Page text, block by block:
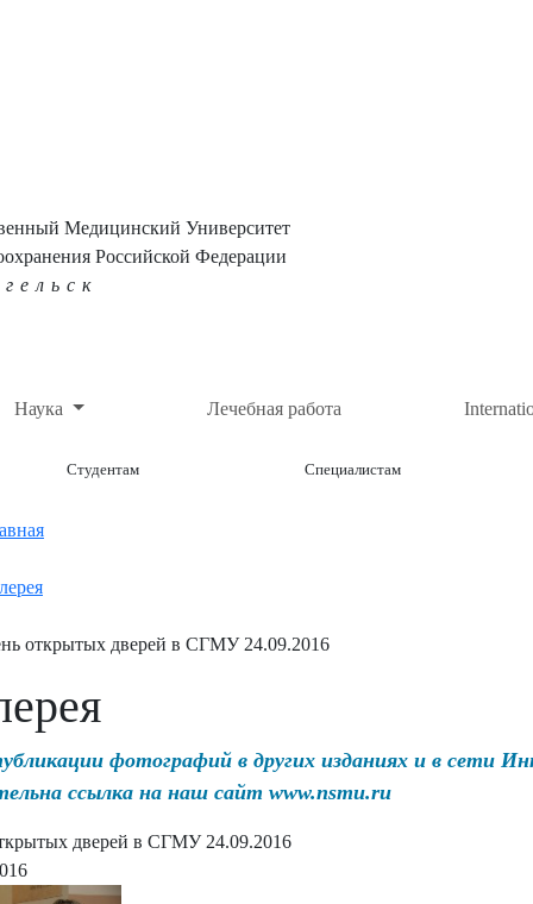
Медицинский Университет
Российской Федерации
Наука Лечебная работа
Студентам Специалистам
открытых дверей в СГМУ 24.09.2016
фотографий в других изданиях и в сети
ссылка на наш сайт www.nsmu.ru
дверей в СГМУ 24.09.2016